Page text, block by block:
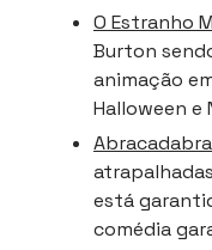
O Estranho
Burton
animação
Halloween e
está
comédia